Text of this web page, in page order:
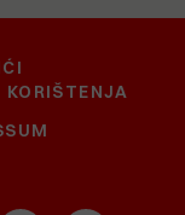
KORIŠTENJA